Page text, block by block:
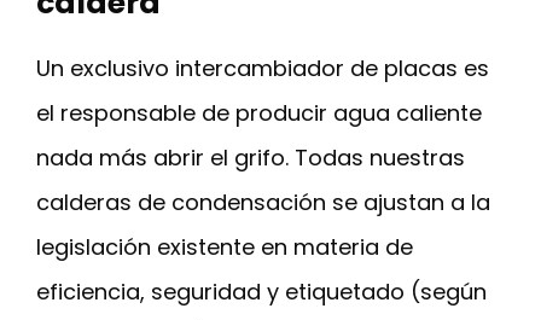
Un exclusivo intercambiador de placas es
el responsable de producir agua caliente
nada más abrir el grifo. Todas nuestras
calderas de condensación se ajustan a la
legislación existente en materia de
eficiencia, seguridad y etiquetado (según